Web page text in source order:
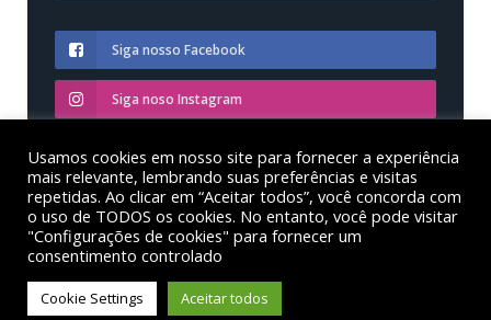
Siga nosso Facebook
Siga noso Instagram
Siga nosso YouTube
© Sinditest – Sindicato dos trabalhadores em educação
das instituições federais de ensino superior no estado
do Paraná
Usamos cookies em nosso site para fornecer a experiência
mais relevante, lembrando suas preferências e visitas
repetidas. Ao clicar em “Aceitar todos”, você concorda com
o uso de TODOS os cookies. No entanto, você pode visitar
"Configurações de cookies" para fornecer um
consentimento controlado
Cookie Settings Aceitar todos